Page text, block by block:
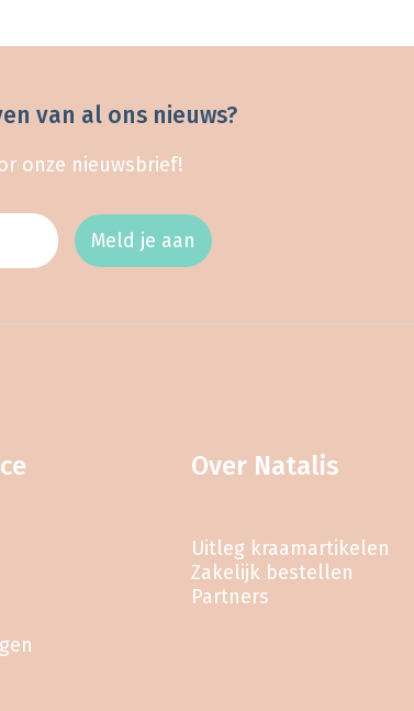
van al ons nieuws?
onze nieuwsbrief!
Meld je aan
Over Natalis
Uitleg kraamartikelen
Zakelijk bestellen
Partners